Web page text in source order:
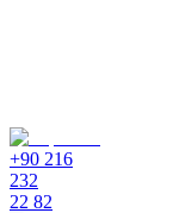
+90 216
232
22 82